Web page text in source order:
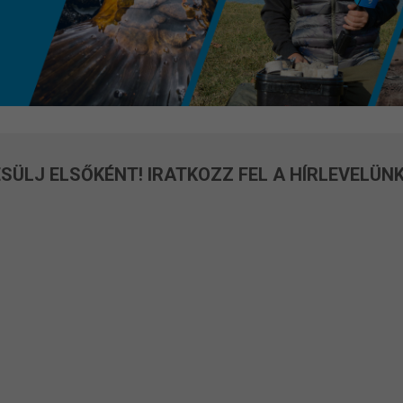
ELSŐKÉNT! IRATKOZZ FEL A